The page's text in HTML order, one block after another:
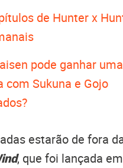
de Hunter x
pode ganhar uma
com Sukuna e Gojo
estarão de fora
, que foi lançada